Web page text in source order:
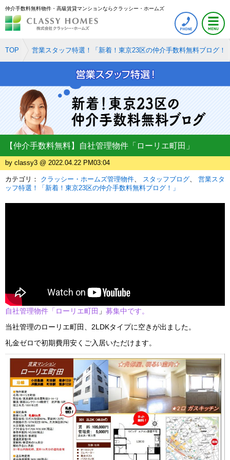
仲介手数料無料物件・高級賃貸マンションならクラッシー・ホームズ
TOP 営業スタッフ特選！「新着！東京23区の仲介手数料無料ブログ！
【仲介手数料無料】自社管理物件「ローリエ町田」
by classy3 @ 2022.04.22 PM03:04
カテゴリ： クラッシー・ホームズ管理物件 スタッフブログ
営業スタ
ッフ特選！「新着！東京23区の仲介手数料無料ブログ！」
自社管理物件「ローリエ町田 」 募集中です。
当社管理のローリエ町田、2LDKタイプに空きが出ました。
礼金ゼロで初期費用安くご入居いただけます。